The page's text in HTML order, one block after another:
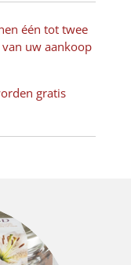
één tot twee
uw aankoop
gratis